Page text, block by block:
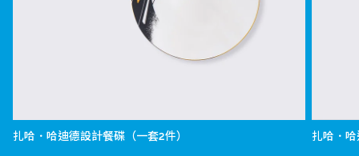
扎哈．哈迪德設計餐碟（一套2件） 扎哈．